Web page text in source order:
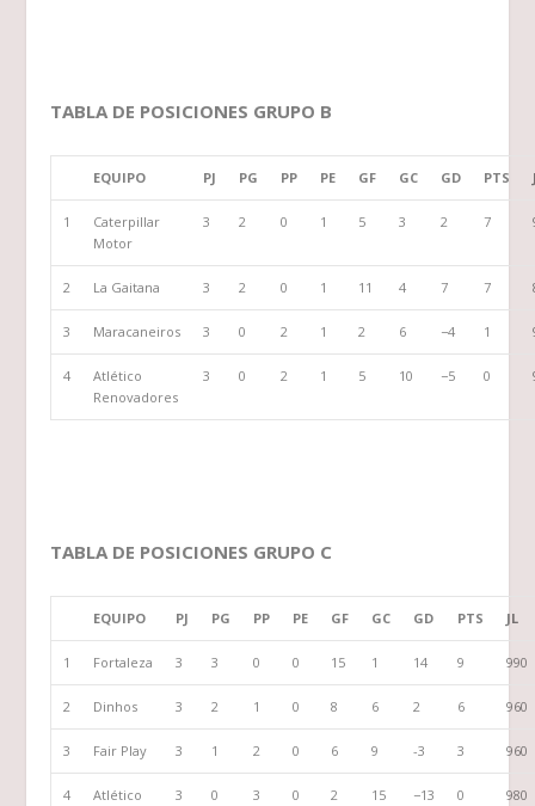
TABLA DE POSICIONES GRUPO B
EQUIPO PJ PG PP PE GF GC GD PTS
1
Caterpillar
Motor
3 2 0 1 5 3 2 7
2 La Gaitana 3 2 0 1 11 4 7 7
3 Maracaneiros 3 0 2 1 2 6 −4 1
4
Atlético
Renovadores
3 0 2 1 5 10 −5 0
TABLA DE POSICIONES GRUPO C
EQUIPO PJ PG PP PE GF GC GD PTS JL
1 Fortaleza 3 3 0 0 15 1 14 9 990
2 Dinhos 3 2 1 0 8 6 2 6 960
3 Fair Play 3 1 2 0 6 9 -3 3 960
4
Atlético
3 0 3 0 2 15 −13 0 980